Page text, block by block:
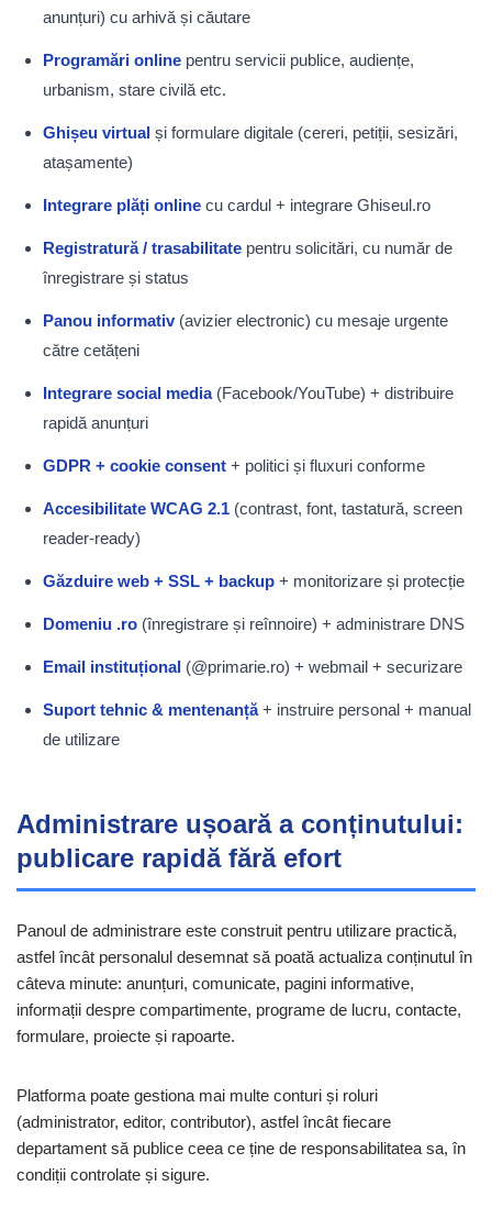
anunțuri) cu arhivă și căutare
Programări online pentru servicii publice, audiențe,
urbanism, stare civilă etc.
Ghișeu virtual și formulare digitale (cereri, petiții, sesizări,
atașamente)
Integrare plăți online cu cardul + integrare Ghiseul.ro
Registratură / trasabilitate pentru solicitări, cu număr de
înregistrare și status
Panou informativ(avizier electronic) cu mesaje urgente
către cetățeni
Integrare social media(Facebook/YouTube) + distribuire
rapidă anunțuri
GDPR + cookie consent + politici și fluxuri conforme
Accesibilitate WCAG 2.1 (contrast, font, tastatură, screen
reader-ready)
Găzduire web + SSL + backup + monitorizare și protecție
Domeniu .ro (înregistrare și reînnoire) + administrare DNS
Email instituțional (@primarie.ro) + webmail + securizare
Suport tehnic & mentenanță+ instruire personal + manual
de utilizare
Administrare ușoară a conținutului:
publicare rapidă fără efort
Panoul de administrare este construit pentru utilizare practică,
astfel încât personalul desemnat să poată actualiza conținutul în
câteva minute: anunțuri, comunicate, pagini informative,
informații despre compartimente, programe de lucru, contacte,
formulare, proiecte și rapoarte.
Platforma poate gestiona mai multe conturi și roluri
(administrator, editor, contributor), astfel încât fiecare
departament să publice ceea ce ține de responsabilitatea sa, în
condiții controlate și sigure.